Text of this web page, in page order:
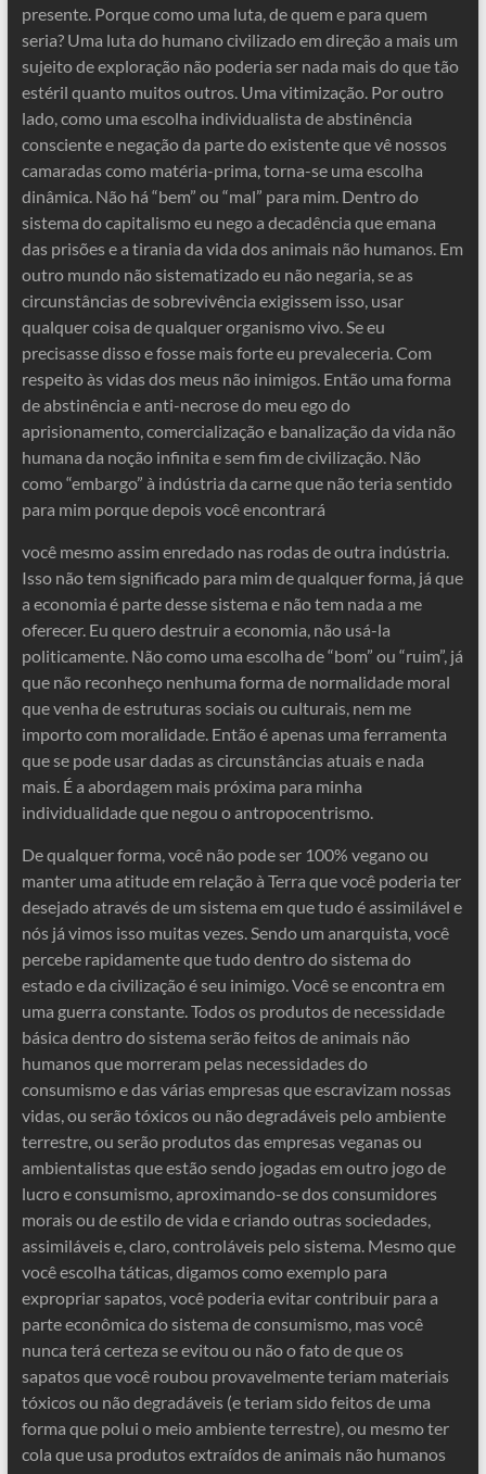
presente. Porque como uma luta, de quem e para quem
seria? Uma luta do humano civilizado em direção a mais um
sujeito de exploração não poderia ser nada mais do que tão
estéril quanto muitos outros. Uma vitimização. Por outro
lado, como uma escolha individualista de abstinência
consciente e negação da parte do existente que vê nossos
camaradas como matéria-prima, torna-se uma escolha
dinâmica. Não há “bem” ou “mal” para mim. Dentro do
sistema do capitalismo eu nego a decadência que emana
das prisões e a tirania da vida dos animais não humanos. Em
outro mundo não sistematizado eu não negaria, se as
circunstâncias de sobrevivência exigissem isso, usar
qualquer coisa de qualquer organismo vivo. Se eu
precisasse disso e fosse mais forte eu prevaleceria. Com
respeito às vidas dos meus não inimigos. Então uma forma
de abstinência e anti-necrose do meu ego do
aprisionamento, comercialização e banalização da vida não
humana da noção infinita e sem fim de civilização. Não
como “embargo” à indústria da carne que não teria sentido
para mim porque depois você encontrará
você mesmo assim enredado nas rodas de outra indústria.
Isso não tem significado para mim de qualquer forma, já que
a economia é parte desse sistema e não tem nada a me
oferecer. Eu quero destruir a economia, não usá-la
politicamente. Não como uma escolha de “bom” ou “ruim”, já
que não reconheço nenhuma forma de normalidade moral
que venha de estruturas sociais ou culturais, nem me
importo com moralidade. Então é apenas uma ferramenta
que se pode usar dadas as circunstâncias atuais e nada
mais. É a abordagem mais próxima para minha
individualidade que negou o antropocentrismo.
De qualquer forma, você não pode ser 100% vegano ou
manter uma atitude em relação à Terra que você poderia ter
desejado através de um sistema em que tudo é assimilável e
nós já vimos isso muitas vezes. Sendo um anarquista, você
percebe rapidamente que tudo dentro do sistema do
estado e da civilização é seu inimigo. Você se encontra em
uma guerra constante. Todos os produtos de necessidade
básica dentro do sistema serão feitos de animais não
humanos que morreram pelas necessidades do
consumismo e das várias empresas que escravizam nossas
vidas, ou serão tóxicos ou não degradáveis ​​pelo ambiente
terrestre, ou serão produtos das empresas veganas ou
ambientalistas que estão sendo jogadas em outro jogo de
lucro e consumismo, aproximando-se dos consumidores
morais ou de estilo de vida e criando outras sociedades,
assimiláveis ​​e, claro, controláveis ​​pelo sistema. Mesmo que
você escolha táticas, digamos como exemplo para
expropriar sapatos, você poderia evitar contribuir para a
parte econômica do sistema de consumismo, mas você
nunca terá certeza se evitou ou não o fato de que os
sapatos que você roubou provavelmente teriam materiais
tóxicos ou não degradáveis ​​(e teriam sido feitos de uma
forma que polui o meio ambiente terrestre), ou mesmo ter
cola que usa produtos extraídos de animais não humanos